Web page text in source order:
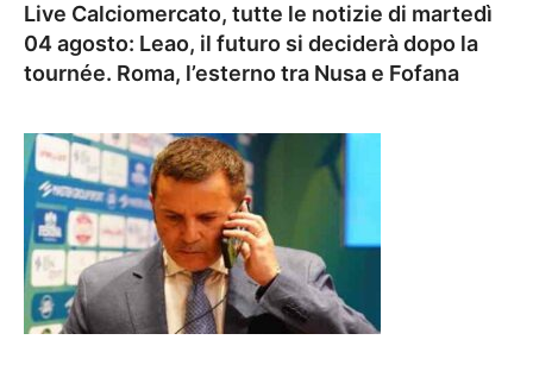
Live Calciomercato, tutte le notizie di martedì
04 agosto: Leao, il futuro si deciderà dopo la
tournée. Roma, l’esterno tra Nusa e Fofana